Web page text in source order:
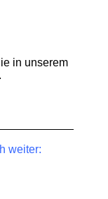
in unserem
.
weiter: